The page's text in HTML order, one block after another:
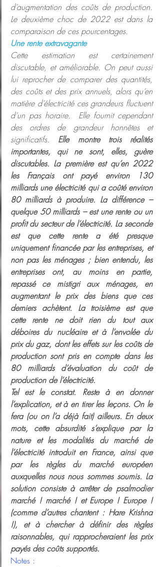
d’augmentation des coûts de production.
Le deuxième choc de 2022 est dans la
comparaison de ces pourcentages.
Une rente extravagante
Cette estimation est certainement
discutable, et améliorable. On peut aussi
lui reprocher de comparer des quantités,
des coûts et des prix annuels, alors qu’en
matière d’électricité ces grandeurs fluctuent
d’un pas horaire.  Elle fournit cependant
des ordres de grandeur honnêtes et
significatifs. Elle montre trois réalités
importantes, qui ne sont, elles, guère
discutables. La première est qu’en 2022
les Français ont payé environ 130
milliards une électricité qui a coûté environ
80 milliards à produire. La différence –
quelque 50 milliards – est une rente ou un
profit du secteur de l’électricité. La seconde
est que cette rente a été presque
uniquement financée par les entreprises, et
non pas les ménages ; bien entendu, les
entreprises ont, au moins en partie,
repassé ce mistigri aux ménages, en
augmentant le prix des biens que ces
derniers achètent. La troisième est que
cette rente ne doit rien du tout aux
déboires du nucléaire et à l’envolée du
prix du gaz, dont les effets sur les coûts de
production sont pris en compte dans les
80 milliards d’évaluation du coût de
production de l’électricité.
Tel est le constat. Reste à en donner
l’explication, et à en tirer les leçons. On le
fera (ou on l’a déjà fait) ailleurs. En deux
mots, cette absurdité s’explique par la
nature et les modalités du marché de
l’électricité introduit en France, ainsi que
par les règles du marché européen
auxquelles nous nous sommes soumis. La
solution consiste à arrêter de psalmodier
marché ! marché ! et Europe ! Europe !
(comme d’autres chantent : Hare Krishna
!), et à chercher à définir des règles
raisonnables, qui rapprocheraient les prix
payés des coûts supportés.
Notes :